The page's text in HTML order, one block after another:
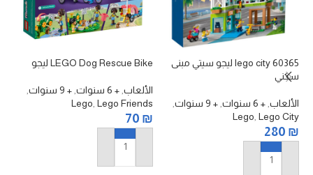
lego city 60365 ليجو سيتي مبنى
سكني
الألعاب + 6 سنوات + 9 سنوات
Lego Lego City
280 ₪
إضافة إلى السلة
LEGO Dog Rescue Bike ليجو
الألعاب, + 6 سنوات , + 9 سنوات
,
Lego Lego Friends
70 ₪
إضافة إلى السلة